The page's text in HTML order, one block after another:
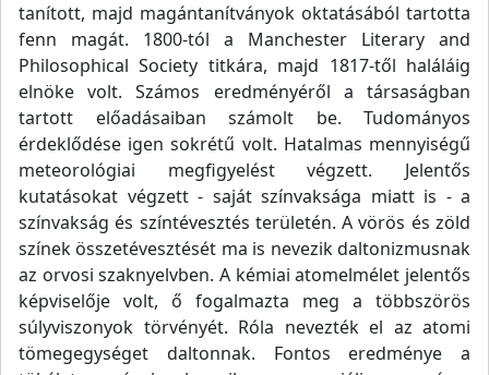
tanított, majd magántanítványok oktatásából tartotta
fenn magát. 1800-tól a Manchester Literary and
Philosophical Society titkára, majd 1817-től haláláig
elnöke volt. Számos eredményéről a társaságban
tartott előadásaiban számolt be. Tudományos
érdeklődése igen sokrétű volt. Hatalmas mennyiségű
meteorológiai megfigyelést végzett. Jelentős
kutatásokat végzett - saját színvaksága miatt is - a
színvakság és színtévesztés területén. A vörös és zöld
színek összetévesztését ma is nevezik daltonizmusnak
az orvosi szaknyelvben. A kémiai atomelmélet jelentős
képviselője volt, ő fogalmazta meg a többszörös
súlyviszonyok törvényét. Róla nevezték el az atomi
tömegegységet daltonnak. Fontos eredménye a